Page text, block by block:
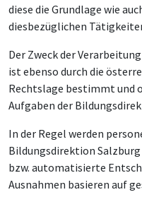
diese die Grundlage wie
diesbezüglichen
Der Zweck der
ist ebenso durch die
Rechtslage bestimmt und
Aufgaben der
In der Regel werden
Bildungsdirektion
bzw. automatisierte
Ausnahmen basieren auf